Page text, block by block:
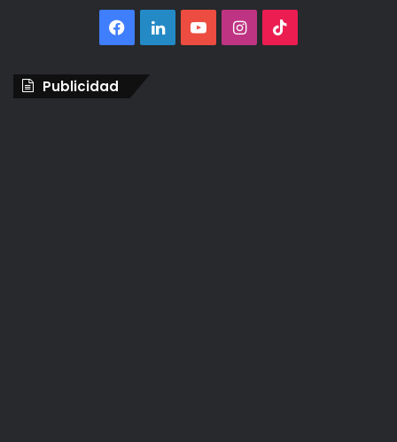
Facebook
LinkedInYouTubeInstagram
Publicidad